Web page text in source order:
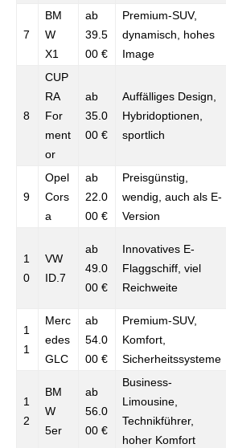
7
BM
W
X1
ab
39.5
00 €
Premium-SUV,
dynamisch, hohes
Image
8
CUP
RA
For
ment
or
ab
35.0
00 €
Auffälliges Design,
Hybridoptionen,
sportlich
9
Opel
Cors
a
ab
22.0
00 €
Preisgünstig,
wendig, auch als E-
Version
1
0
VW
ID.7
ab
49.0
00 €
Innovatives E-
Flaggschiff, viel
Reichweite
1
1
Merc
edes
GLC
ab
54.0
00 €
Premium-SUV,
Komfort,
Sicherheitssysteme
1
2
BM
W
5er
ab
56.0
00 €
Business-
Limousine,
Technikführer,
hoher Komfort